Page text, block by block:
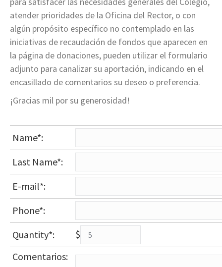
atender prioridades de la Oficina del Rector, o con
algún propósito específico no contemplado en las
iniciativas de recaudación de fondos que aparecen en
la página de donaciones, pueden utilizar el formulario
adjunto para canalizar su aportación, indicando en el
encasillado de comentarios su deseo o preferencia.
¡Gracias mil por su generosidad!
Name*:
Last Name*:
E-mail*:
Phone*:
Quantity*:
$
Comentarios: